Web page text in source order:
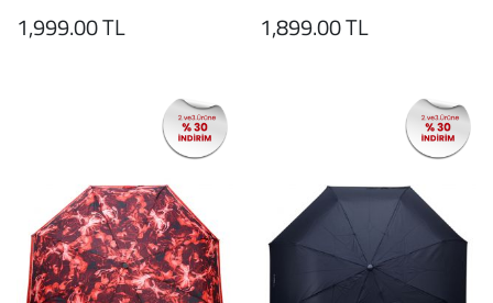
1,999.00 TL 1,899.00 TL